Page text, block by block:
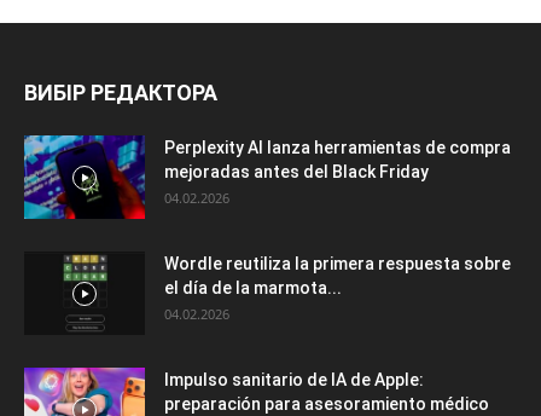
ВИБІР РЕДАКТОРА
Perplexity AI lanza herramientas de compra
mejoradas antes del Black Friday
04.02.2026
Wordle reutiliza la primera respuesta sobre
el día de la marmota...
04.02.2026
Impulso sanitario de IA de Apple:
preparación para asesoramiento médico